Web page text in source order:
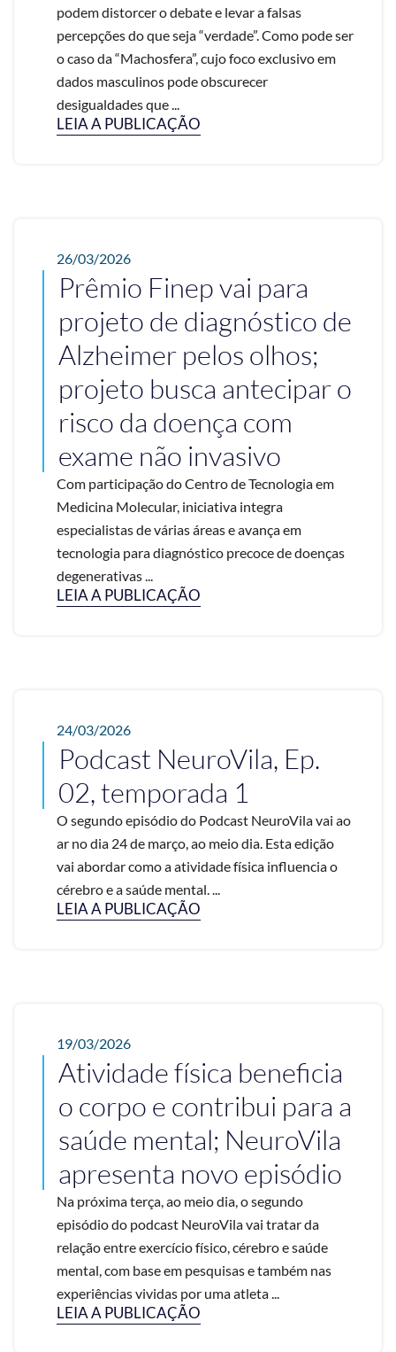
podem distorcer o debate e levar a falsas
percepções do que seja “verdade”. Como pode ser
o caso da “Machosfera”, cujo foco exclusivo em
dados masculinos pode obscurecer
desigualdades que ...
LEIA A PUBLICAÇÃO
26/03/2026
Prêmio Finep vai para
projeto de diagnóstico de
Alzheimer pelos olhos;
projeto busca antecipar o
risco da doença com
exame não invasivo
Com participação do Centro de Tecnologia em
Medicina Molecular, iniciativa integra
especialistas de várias áreas e avança em
tecnologia para diagnóstico precoce de doenças
degenerativas ...
LEIA A PUBLICAÇÃO
24/03/2026
Podcast NeuroVila, Ep.
02, temporada 1
O segundo episódio do Podcast NeuroVila vai ao
ar no dia 24 de março, ao meio dia. Esta edição
vai abordar como a atividade física influencia o
cérebro e a saúde mental. ...
LEIA A PUBLICAÇÃO
19/03/2026
Atividade física beneficia
o corpo e contribui para a
saúde mental; NeuroVila
apresenta novo episódio
Na próxima terça, ao meio dia, o segundo
episódio do podcast NeuroVila vai tratar da
relação entre exercício físico, cérebro e saúde
mental, com base em pesquisas e também nas
experiências vividas por uma atleta ...
LEIA A PUBLICAÇÃO